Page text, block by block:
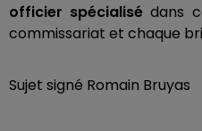
officier spécialisé dans
commissariat et chaque
Sujet signé Romain Bruyas